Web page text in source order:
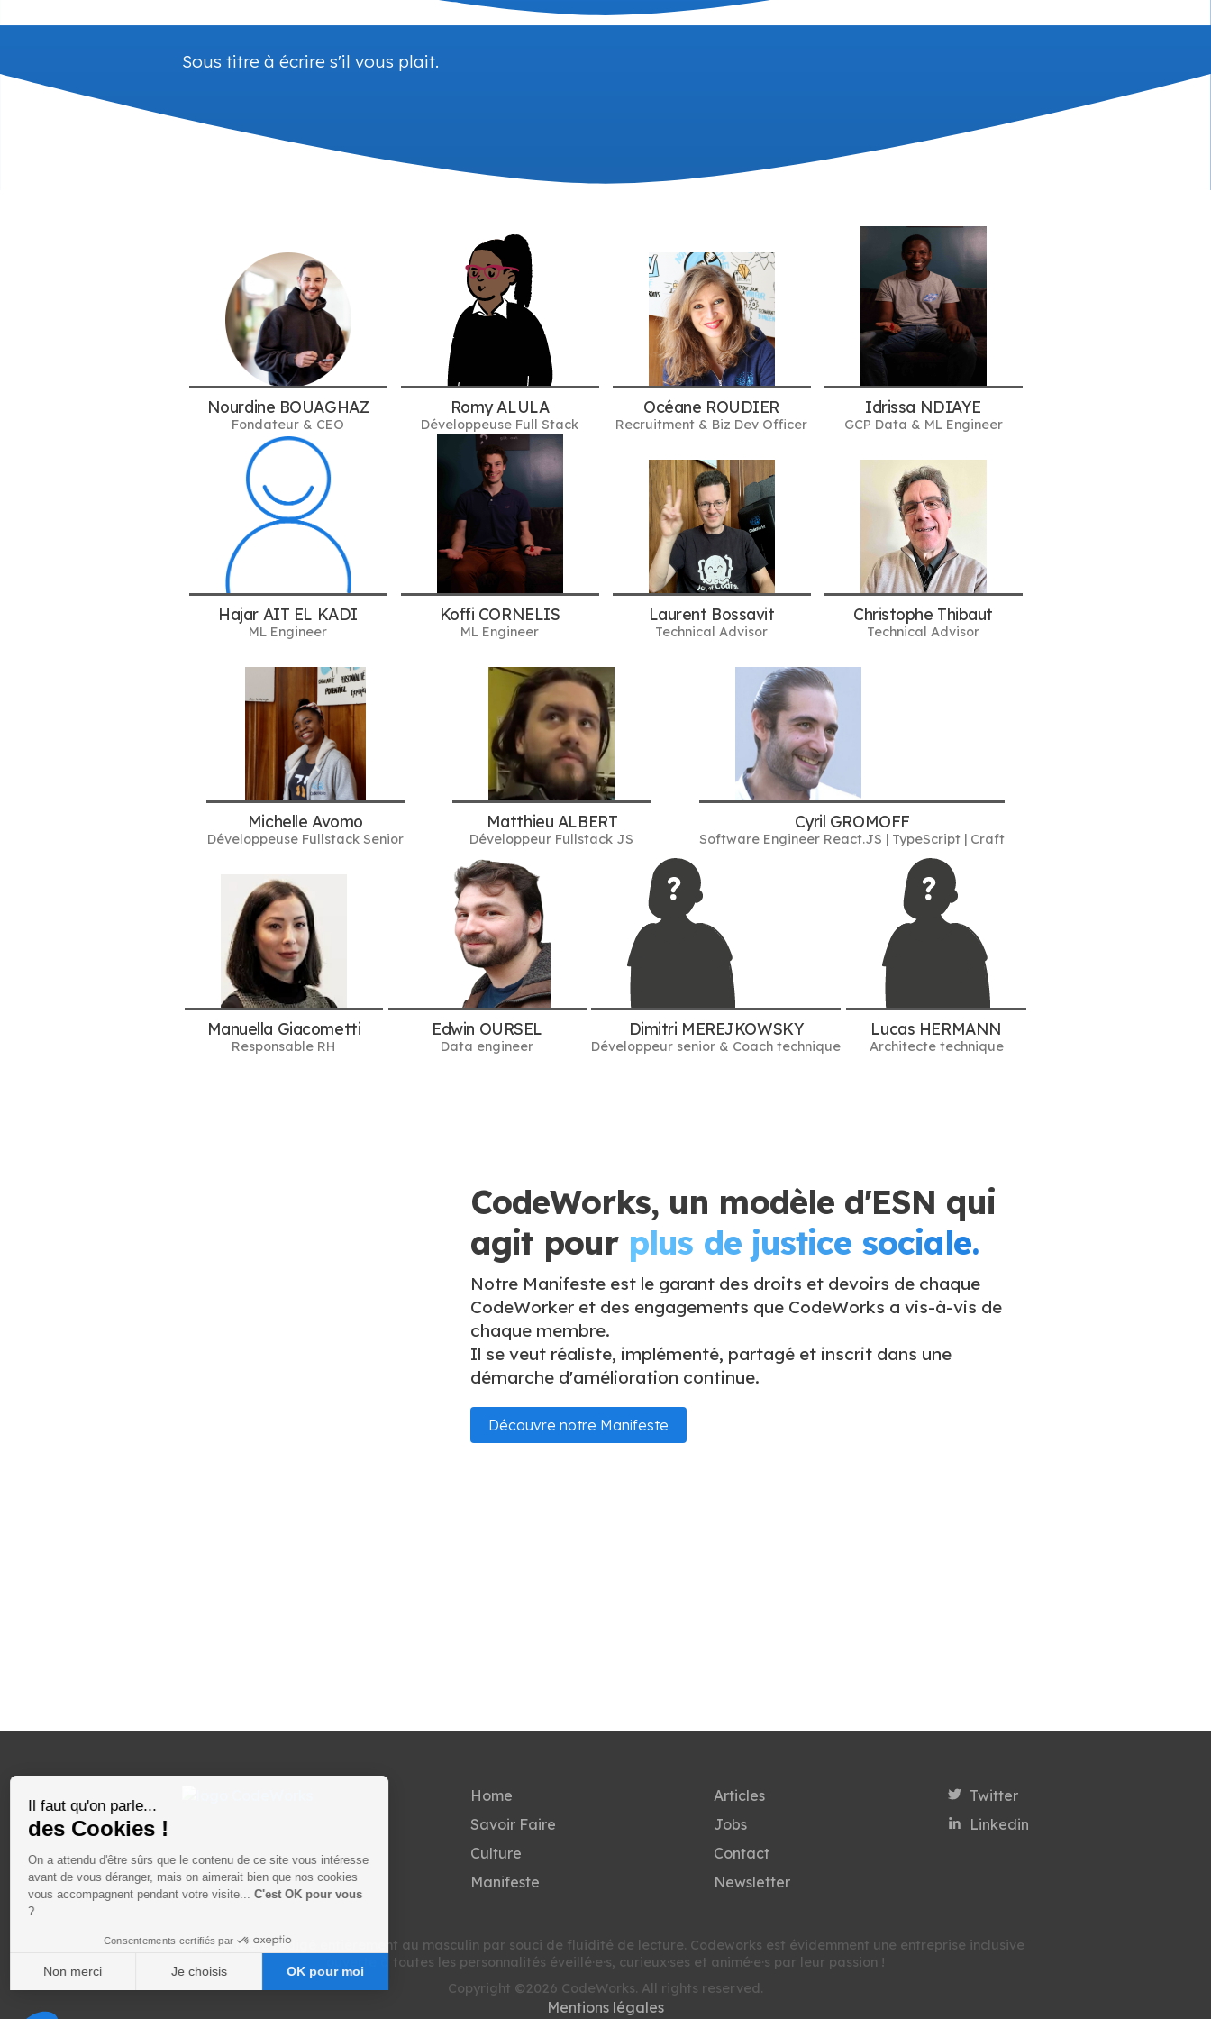
Il faut qu'on parle...
des Cookies !
On a attendu d'être sûrs que le contenu de ce site vous intéresse
avant de vous déranger, mais on aimerait bien que nos cookies
vous accompagnent pendant votre visite...C'est OK pour vous
Consentements certifiés par
Non merci Je choisis OK pour moi
Plateforme de Gestion du Consentement : Personnalisez vos Options
Sous titre à écrire s'il vous plait.
Nourdine BOUAGHAZ
Fondateur & CEO
Romy ALULA
Développeuse Full Stack
Océane ROUDIER
Recruitment & Biz Dev Officer
Idrissa NDIAYE
GCP Data & ML Engineer
Hajar AIT EL KADI
ML Engineer
Koffi CORNELIS
ML Engineer
Laurent Bossavit
Technical Advisor
Christophe Thibaut
Technical Advisor
Michelle Avomo
Développeuse Fullstack Senior
Matthieu ALBERT
Développeur Fullstack JS
Cyril GROMOFF
Software Engineer React.JS | TypeScript | Craft
Manuella Giacometti
Responsable RH
Edwin OURSEL
Data engineer
Dimitri MEREJKOWSKY
Développeur senior & Coach technique
Lucas HERMANN
Architecte technique
CodeWorks, un modèle d'ESN qui
agit pour plus de justice sociale.
Notre Manifeste est le garant des droits et devoirs de chaque
CodeWorker et des engagements que CodeWorks a vis-à-vis de
chaque membre.
Il se veut réaliste, implémenté, partagé et inscrit dans une
démarche d'amélioration continue.
Découvre notre Manifeste
Home
Savoir Faire
Culture
Manifeste
Articles
Jobs
Contact
Newsletter
Twitter
Linkedin
Ce site a été rédigé entièrement au masculin par souci de fluidité de lecture. Codeworks est évidemment une entreprise inclusive
ouverte à toutes les personnalités éveillé·e·s, curieux·ses et animé·e·s par leur passion !
Copyright ©2026 CodeWorks. All rights reserved.
Mentions légales